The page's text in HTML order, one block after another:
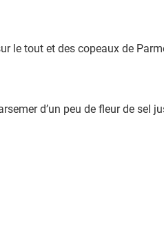
le tout et des copeaux de
d’un peu de fleur de sel